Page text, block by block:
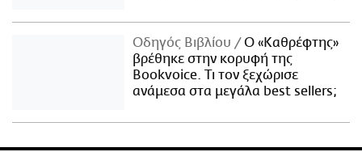
Οδηγός Βιβλίου
Ο «Καθρέφτης»
βρέθηκε στην κορυφή της
Bookvoice. Τι τον ξεχώρισε
ανάμεσα στα μεγάλα best sellers;